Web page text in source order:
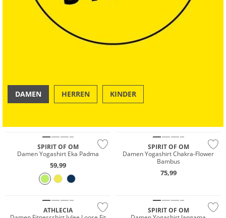
DAMEN HERREN KINDER
SPIRIT OF OM
Damen Yogashirt Eka Padma
59,99
SPIRIT OF OM
Damen Yogashirt Chakra-Flower
Bambus
75,99
ATHLECIA
SPIRIT OF OM